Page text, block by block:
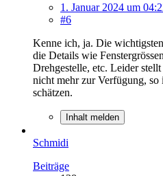
1. Januar 2024 um
#6
Kenne ich, ja. Die
die Details wie
Drehgestelle, etc. Leider
nicht mehr zur Verfügung, so
schätzen.
Inhalt melden
Schmidi
Beiträge